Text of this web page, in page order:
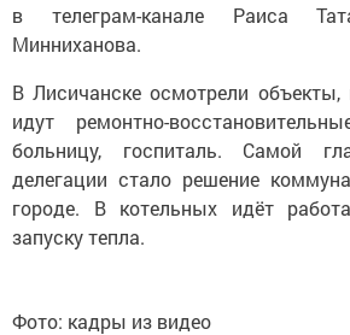
в телеграм-канале Раиса
Минниханова.
В Лисичанске осмотрели объекты,
идут ремонтно-
больницу, госпиталь. Самой
делегации стало решение
городе. В котельных идёт
запуску тепла.
Фото: кадры из видео